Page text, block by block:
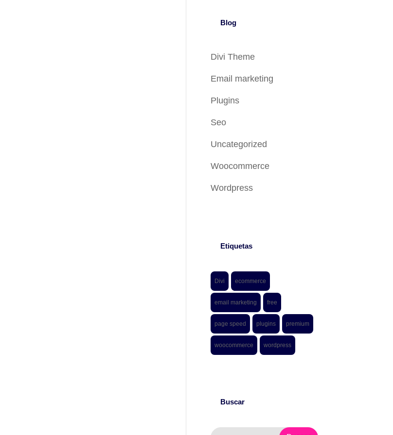
Blog
Divi Theme
Email marketing
Plugins
Seo
Uncategorized
Woocommerce
Wordpress
Etiquetas
Divi ecommerce
email marketing free
page speed plugins premium
woocommerce wordpress
Buscar